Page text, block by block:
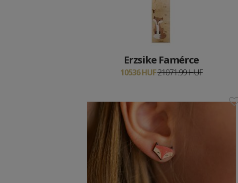
Erzsike Famérce
10536 HUF21071.99 HUF